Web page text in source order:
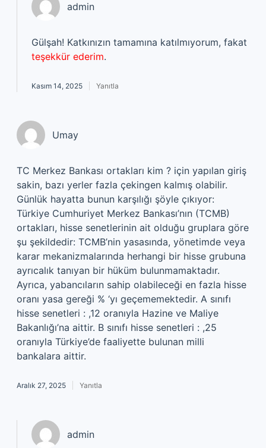
admin
Gülşah! Katkınızın tamamına katılmıyorum, fakat
teşekkür ederim.
Kasım 14, 2025 Yanıtla
Umay
TC Merkez Bankası ortakları kim ? için yapılan giriş
sakin, bazı yerler fazla çekingen kalmış olabilir.
Günlük hayatta bunun karşılığı şöyle çıkıyor:
Türkiye Cumhuriyet Merkez Bankası’nın (TCMB)
ortakları, hisse senetlerinin ait olduğu gruplara göre
şu şekildedir: TCMB’nin yasasında, yönetimde veya
karar mekanizmalarında herhangi bir hisse grubuna
ayrıcalık tanıyan bir hüküm bulunmamaktadır.
Ayrıca, yabancıların sahip olabileceği en fazla hisse
oranı yasa gereği % ‘yı geçememektedir. A sınıfı
hisse senetleri : ,12 oranıyla Hazine ve Maliye
Bakanlığı’na aittir. B sınıfı hisse senetleri : ,25
oranıyla Türkiye’de faaliyette bulunan milli
bankalara aittir.
Aralık 27, 2025 Yanıtla
admin